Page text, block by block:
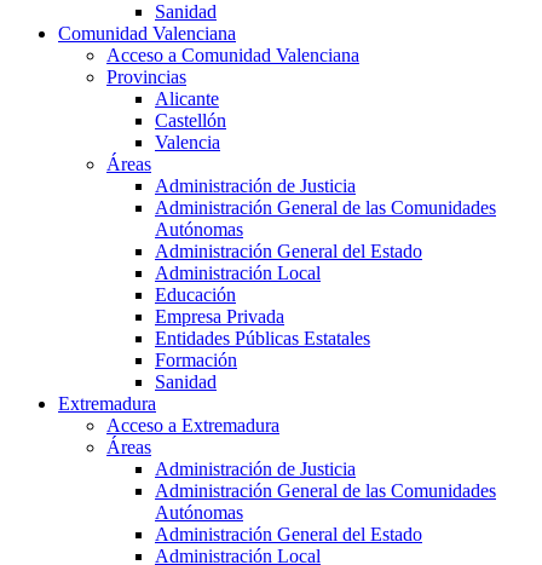
Sanidad
Comunidad Valenciana
Acceso a Comunidad Valenciana
Provincias
Alicante
Castellón
Valencia
Áreas
Administración de Justicia
Administración General de las Comunidades
Autónomas
Administración General del Estado
Administración Local
Educación
Empresa Privada
Entidades Públicas Estatales
Formación
Sanidad
Extremadura
Acceso a Extremadura
Áreas
Administración de Justicia
Administración General de las Comunidades
Autónomas
Administración General del Estado
Administración Local